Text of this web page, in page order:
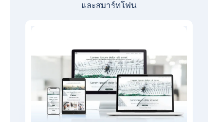
และสมาร์ทโฟน